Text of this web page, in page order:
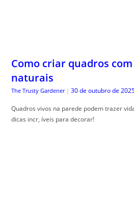
Como criar quadros
naturais
The Trusty Gardener | 30 de outubro de
Quadros vivos na parede podem trazer
dicas incr, íveis para decorar!